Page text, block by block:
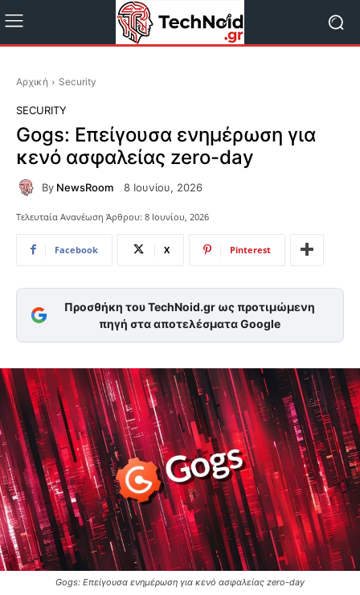
Αρχική Security
SECURITY
Gogs: Επείγουσα ενημέρωση για
κενό ασφαλείας zero-day
By NewsRoom 8 Ιουνίου, 2026
Τελευταία Ανανέωση Άρθρου: 8 Ιουνίου, 2026
Facebook X Pinterest
Προσθήκη του TechNoid.gr ως προτιμώμενη
πηγή στα αποτελέσματα Google
Gogs: Επείγουσα ενημέρωση για κενό ασφαλείας zero-day